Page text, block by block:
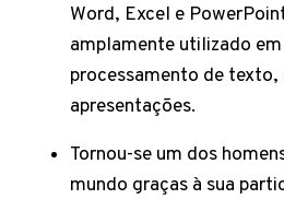
Word, Excel e
amplamente utilizado
processamento de texto,
apresentações.
Tornou-se um dos
mundo graças à sua